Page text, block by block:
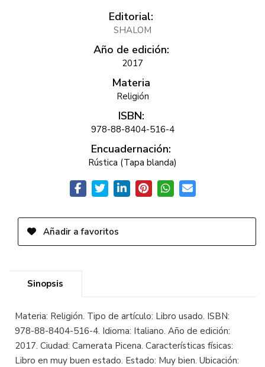
Editorial:
SHALOM
Año de edición:
2017
Materia
Religión
ISBN:
978-88-8404-516-4
Encuadernación:
Rústica (Tapa blanda)
Añadir a favoritos
Sinopsis
Materia: Religión. Tipo de artículo: Libro usado. ISBN:
978-88-8404-516-4. Idioma: Italiano. Año de edición:
2017. Ciudad: Camerata Picena. Características físicas:
Libro en muy buen estado. Estado: Muy bien. Ubicación: